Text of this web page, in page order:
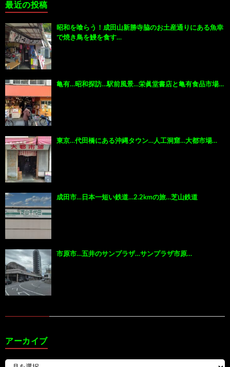
最近の投稿
昭和を喰らう！成田山新勝寺脇のお土産通りにある魚幸
で焼き鳥を鰻を食す…
亀有…昭和探訪…駅前風景…栄眞堂書店と亀有食品市場…
東京…代田橋にある沖縄タウン…人工洞窟…大都市場…
成田市…日本一短い鉄道…2.2kmの旅…芝山鉄道
市原市…五井のサンプラザ…サンプラザ市原…
アーカイブ